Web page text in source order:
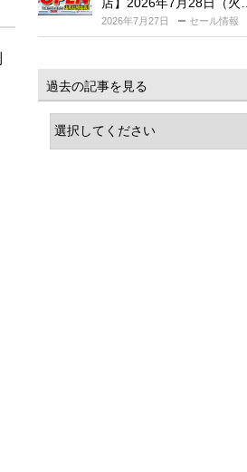
2026年7月27日 セール情報
過去の記事を見る